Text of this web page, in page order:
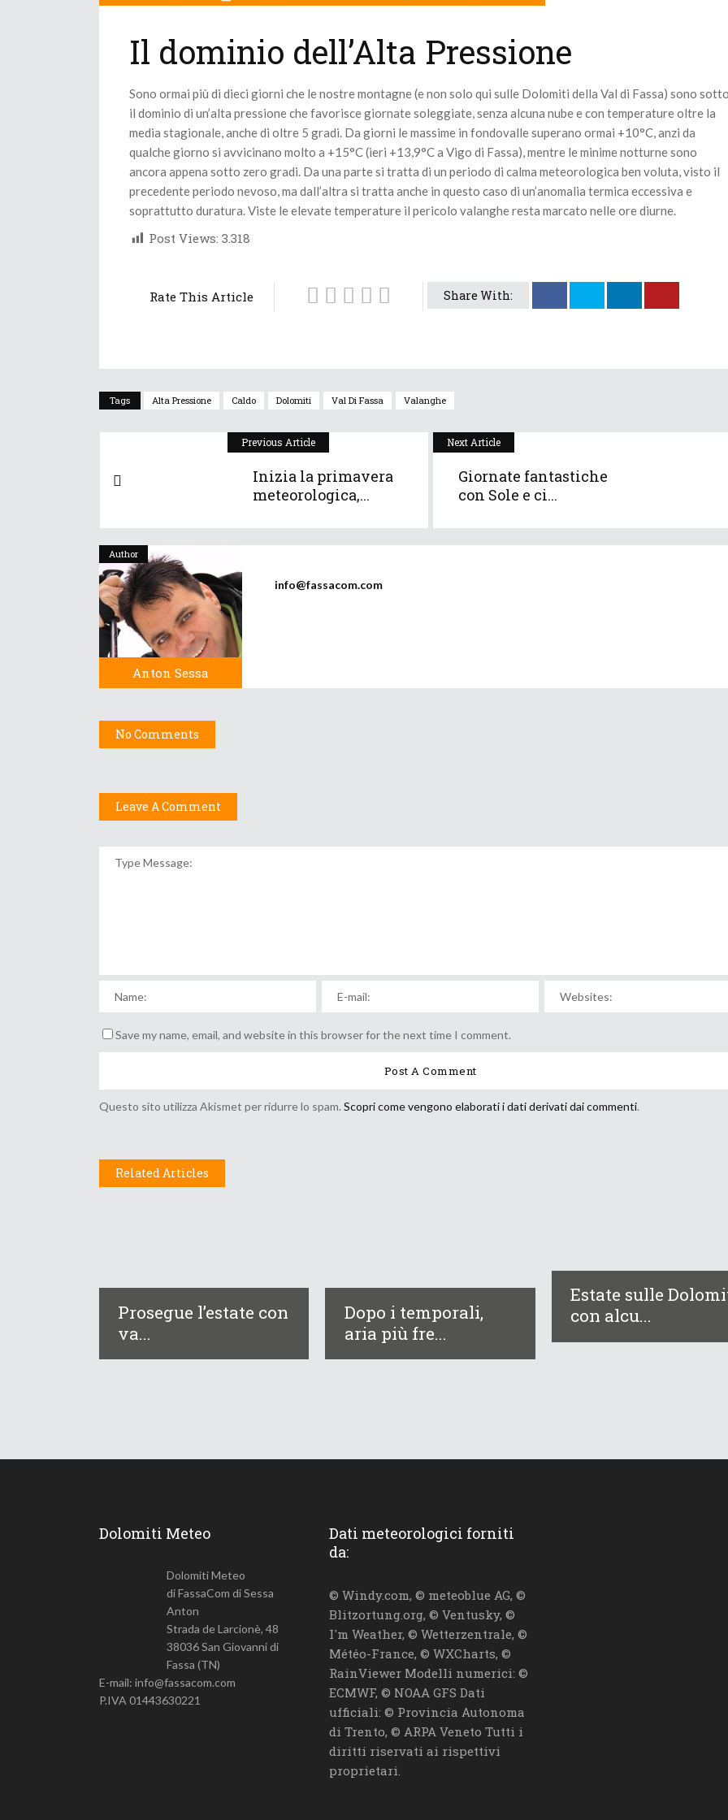
Il dominio dell’Alta Pressione
Sono ormai più di dieci giorni che le nostre montagne (e non solo qui sulle Dolomiti della Val di Fassa) sono sotto
il dominio di un’alta pressione che favorisce giornate soleggiate, senza alcuna nube e con temperature oltre la
media stagionale, anche di oltre 5 gradi. Da giorni le massime in fondovalle superano ormai +10°C, anzi da
qualche giorno si avvicinano molto a +15°C (ieri +13,9°C a Vigo di Fassa), mentre le minime notturne sono
ancora appena sotto zero gradi. Da una parte si tratta di un periodo di calma meteorologica ben voluta, visto il
precedente periodo nevoso, ma dall’altra si tratta anche in questo caso di un’anomalia termica eccessiva e
soprattutto duratura. Viste le elevate temperature il pericolo valanghe resta marcato nelle ore diurne.
Post Views: 3.318
Share With:
Rate This Article
Tags Alta Pressione Caldo Dolomiti Val Di Fassa Valanghe
Previous Article
Inizia la primavera
meteorologica,...
Next Article
Giornate fantastiche
con Sole e ci...
Author
Anton Sessa
info@fassacom.com
No Comments
Leave A Comment
Save my name, email, and website in this browser for the next time I comment.
Questo sito utilizza Akismet per ridurre lo spam. Scopri come vengono elaborati i dati derivati dai commenti.
Related Articles
Prosegue l’estate con
va...
Dopo i temporali,
aria più fre...
Estate sulle
con alcu...
Dolomiti Meteo
Dolomiti Meteo
di FassaCom di Sessa
Anton
Strada de Larcionè, 48
38036 San Giovanni di
Fassa (TN)
E-mail: info@fassacom.com
P.IVA 01443630221
Dati meteorologici forniti
da:
© Windy.com, © meteoblue AG, ©
Blitzortung.org, © Ventusky, ©
I'm Weather, © Wetterzentrale, ©
Météo-France, © WXCharts, ©
RainViewer Modelli numerici: ©
ECMWF, © NOAA GFS Dati
ufficiali: © Provincia Autonoma
di Trento, © ARPA Veneto Tutti i
diritti riservati ai rispettivi
proprietari.